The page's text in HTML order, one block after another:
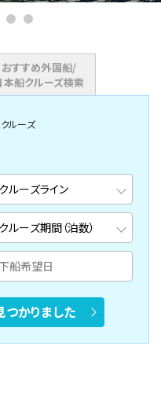
おすすめ外国船/
本船クルーズ検索
ルーズ
かりました